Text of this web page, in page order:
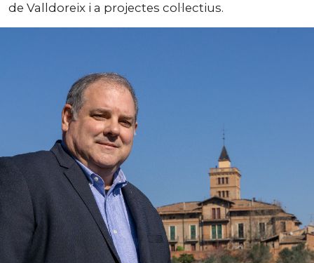
de Valldoreix i a projectes col·lectius.